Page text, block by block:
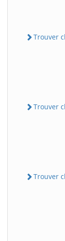
Trouver
Trouver
Trouver